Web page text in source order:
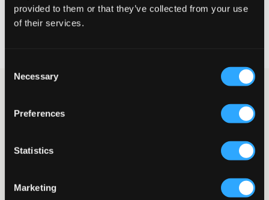
provided to them or that they’ve collected from your use
of their services.
Selection
Necessary
Preferences
Statistics
Marketing
Hurtig levering
2-pak T-shirts fra Calvin Klein. Den ene er hvid, og den anden er
fungerer lige så godt alene som under en hoodie eller
2-pak
Tryk